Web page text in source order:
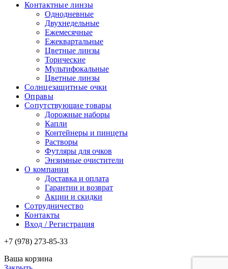
Контактные линзы
Однодневные
Двухнедельные
Ежемесячные
Ежеквартальные
Цветные линзы
Торические
Мультифокальные
Цветные линзы
Солнцезащитные очки
Оправы
Сопутствующие товары
Дорожные наборы
Капли
Контейнеры и пинцеты
Растворы
Футляры для очков
Энзимные очистители
О компании
Доставка и оплата
Гарантии и возврат
Акции и скидки
Сотрудничество
Контакты
Вход / Регистрация
+7 (978) 273-85-33
Ваша корзина